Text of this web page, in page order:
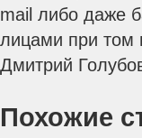
mail либо даже
лицами при том
Дмитрий
Похожие